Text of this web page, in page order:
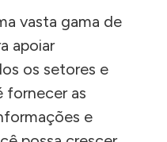
vasta gama de
apoiar
os setores e
fornecer as
e